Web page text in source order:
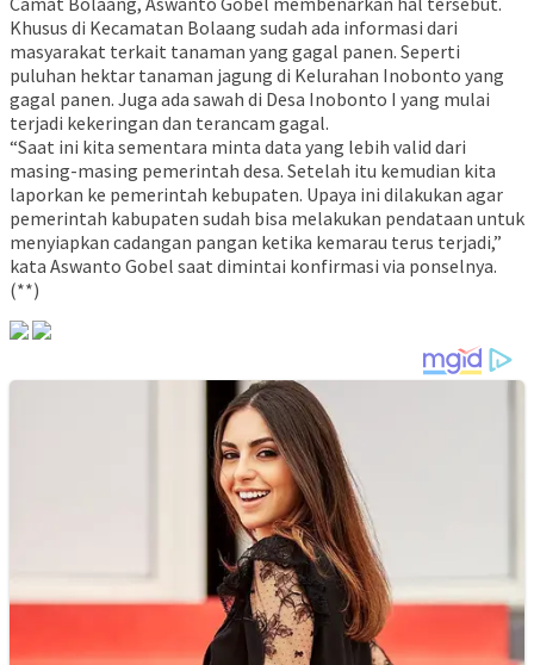
Khusus di Kecamatan Bolaang sudah ada informasi dari
masyarakat terkait tanaman yang gagal panen. Seperti
puluhan hektar tanaman jagung di Kelurahan Inobonto yang
gagal panen. Juga ada sawah di Desa Inobonto I yang mulai
terjadi kekeringan dan terancam gagal.
“Saat ini kita sementara minta data yang lebih valid dari
masing-masing pemerintah desa. Setelah itu kemudian kita
laporkan ke pemerintah kebupaten. Upaya ini dilakukan agar
pemerintah kabupaten sudah bisa melakukan pendataan untuk
menyiapkan cadangan pangan ketika kemarau terus terjadi,”
kata Aswanto Gobel saat dimintai konfirmasi via ponselnya.
(**)